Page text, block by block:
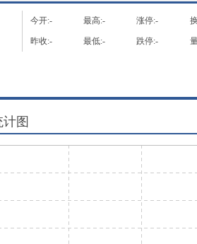
今开:- 最高:- 涨停:-
昨收:- 最低:- 跌停:-
图